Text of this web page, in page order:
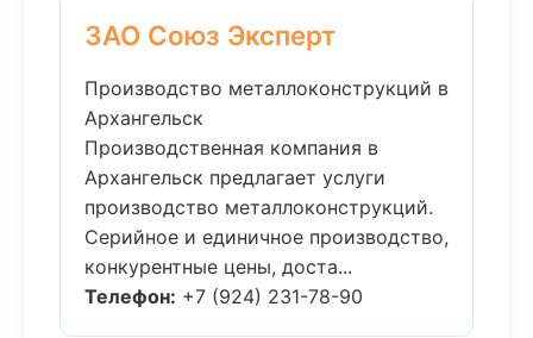
ЗАО Союз Эксперт
Производство металлоконструкций в
Архангельск
Производственная компания в
Архангельск предлагает услуги
производство металлоконструкций.
Серийное и единичное производство,
конкурентные цены, доста...
Телефон: +7 (924) 231-78-90